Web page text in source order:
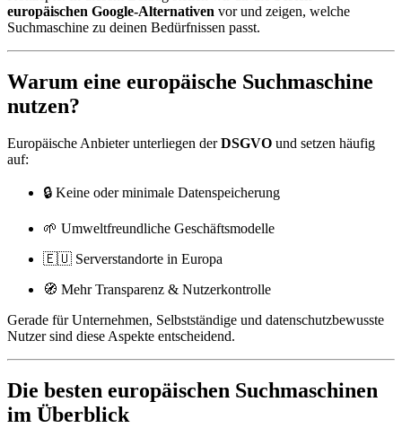
europäischen Google-Alternativen vor und zeigen, welche
Suchmaschine zu deinen Bedürfnissen passt.
Warum eine europäische Suchmaschine
nutzen?
Europäische Anbieter unterliegen derDSGVO und setzen häufig
auf:
🔒 Keine oder minimale Datenspeicherung
🌱 Umweltfreundliche Geschäftsmodelle
🇪🇺 Serverstandorte in Europa
🧭 Mehr Transparenz & Nutzerkontrolle
Gerade für Unternehmen, Selbstständige und datenschutzbewusste
Nutzer sind diese Aspekte entscheidend.
Die besten europäischen Suchmaschinen
im Überblick